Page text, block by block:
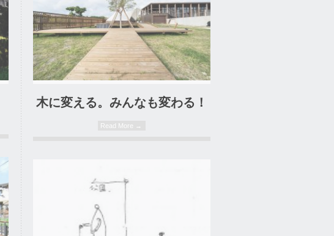
木に変える。みんなも変わる！
Read More →